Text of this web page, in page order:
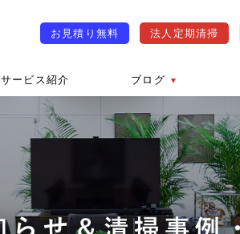
お見積り無料 法人定期清掃
サービス紹介 ブログ ▼